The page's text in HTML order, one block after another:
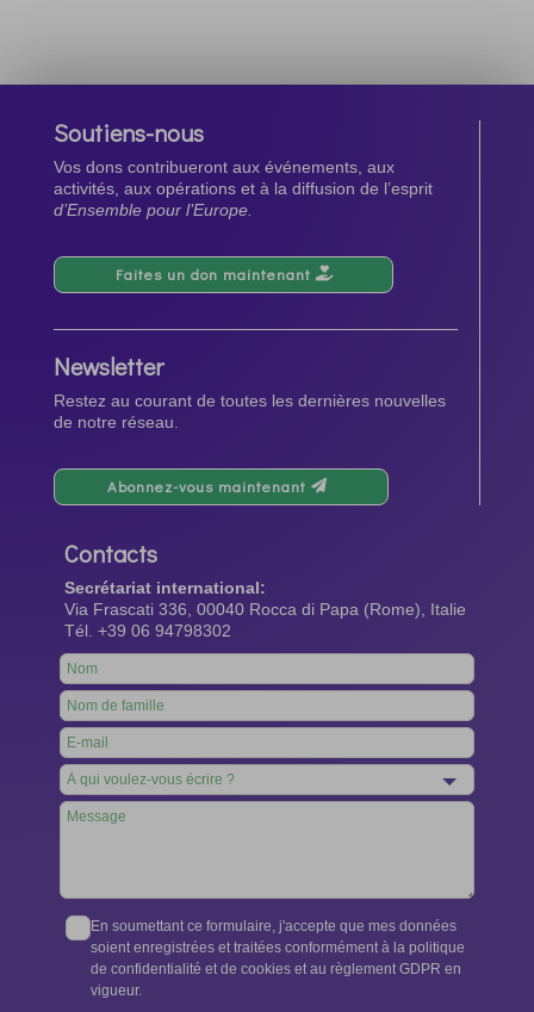
Soutiens-nous
Vos dons contribueront aux événements, aux
activités, aux opérations et à la diffusion de l’esprit
d’Ensemble pour l’Europe.
Faites un don maintenant
Newsletter
Restez au courant de toutes les dernières nouvelles
de notre réseau.
Abonnez-vous maintenant
Contacts
Secrétariat international:
Via Frascati 336, 00040 Rocca di Papa (Rome), Italie
Tél. +39 06 94798302
Leave
this
field
blank
En soumettant ce formulaire, j'accepte que mes données
soient enregistrées et traitées conformément à la politique
de confidentialité et de cookies et au règlement GDPR en
vigueur.